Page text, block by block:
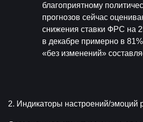
благоприятному
прогнозов сейчас
снижения ставки ФРС на
в декабре примерно в
«без изменений»
2. Индикаторы настроений/эмоций